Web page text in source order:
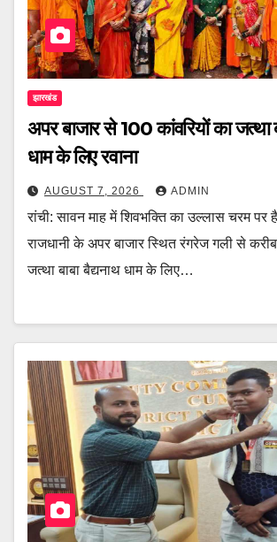
झारखंड
अपर बाजार से 100 कांवरियों का जत्था
धाम के लिए रवाना
AUGUST 7, 2026 ADMIN
रांची: सावन माह में शिवभक्ति का उल्लास चरम पर
राजधानी के अपर बाजार स्थित रंगरेज गली से
जत्था बाबा बैद्यनाथ धाम के लिए…